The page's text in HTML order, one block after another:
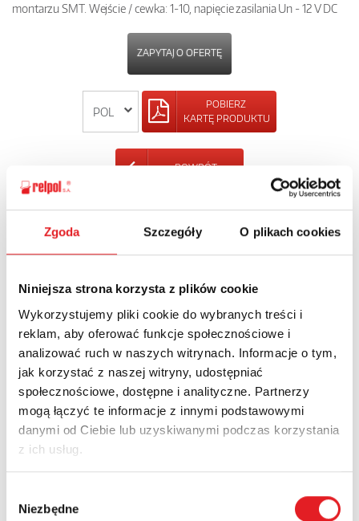
Zgoda Szczegóły O plikach cookies
Niniejsza strona korzysta z plików cookie
Wykorzystujemy pliki cookie do wybranych treści i
reklam, aby oferować funkcje społecznościowe i
analizować ruch w naszych witrynach. Informacje o tym,
jak korzystać z naszej witryny, udostępniać
społecznościowe, dostępne i analityczne. Partnerzy
mogą łączyć te informacje z innymi podstawowymi
danymi od Ciebie lub uzyskiwanymi podczas korzystania
z ich usług.
zgody
Niezbędne
montarzu SMT. Wejście / cewka: 1-10, napięcie zasilania Un - 12 V DC
ZAPYTAJ O OFERTĘ
POBIERZ
KARTĘ PRODUKTU
POWRÓT
Imię i nazwisko: *
Nazwa firmy: